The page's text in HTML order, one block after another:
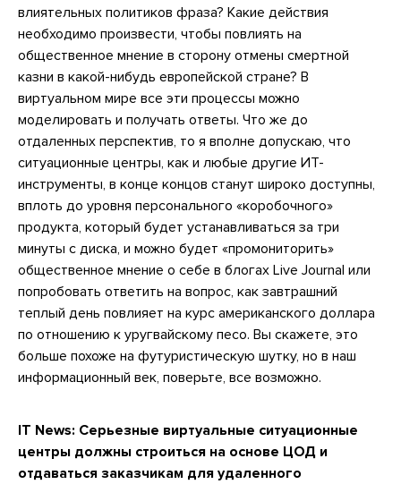
влиятельных политиков фраза? Какие действия
необходимо произвести, чтобы повлиять на
общественное мнение в сторону отмены смертной
казни в какой-нибудь европейской стране? В
виртуальном мире все эти процессы можно
моделировать и получать ответы. Что же до
отдаленных перспектив, то я вполне допускаю, что
ситуационные центры, как и любые другие ИТ-
инструменты, в конце концов станут широко доступны,
вплоть до уровня персонального «коробочного»
продукта, который будет устанавливаться за три
минуты с диска, и можно будет «промониторить»
общественное мнение о себе в блогах Live Journal или
попробовать ответить на вопрос, как завтрашний
теплый день повлияет на курс американского доллара
по отношению к уругвайскому песо. Вы скажете, это
больше похоже на футуристическую шутку, но в наш
информационный век, поверьте, все возможно.
IT News: Серьезные виртуальные ситуационные
центры должны строиться на основе ЦОД и
отдаваться заказчикам для удаленного